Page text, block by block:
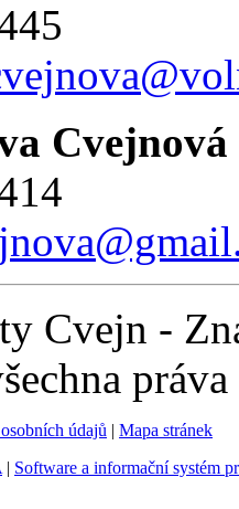
Cvejnová
Cvejn -
údajů | Mapa stránek
| Software a informační systém